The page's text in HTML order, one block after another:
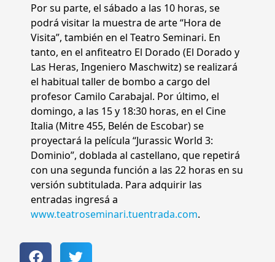
Por su parte, el sábado a las 10 horas, se
podrá visitar la muestra de arte “Hora de
Visita”, también en el Teatro Seminari. En
tanto, en el anfiteatro El Dorado (El Dorado y
Las Heras, Ingeniero Maschwitz) se realizará
el habitual taller de bombo a cargo del
profesor Camilo Carabajal. Por último, el
domingo, a las 15 y 18:30 horas, en el Cine
Italia (Mitre 455, Belén de Escobar) se
proyectará la película “Jurassic World 3:
Dominio”, doblada al castellano, que repetirá
con una segunda función a las 22 horas en su
versión subtitulada. Para adquirir las
entradas ingresá a
www.teatroseminari.tuentrada.com.